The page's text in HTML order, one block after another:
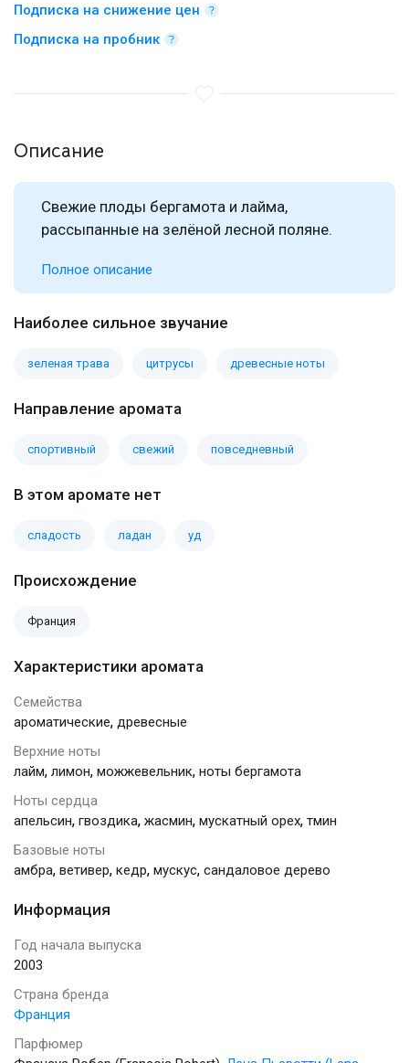
Подписка на снижение цен
Подписка на пробник
Описание
Свежие плоды бергамота и лайма,
рассыпанные на зелёной лесной поляне.
Полное описание
Наиболее сильное звучание
зеленая трава цитрусы древесные ноты
Направление аромата
спортивный свежий повседневный
В этом аромате нет
сладость ладан уд
Происхождение
Франция
Характеристики аромата
Семейства
ароматические, древесные
Верхние ноты
лайм, лимон, можжевельник, ноты бергамота
Ноты сердца
апельсин, гвоздика, жасмин, мускатный орех, тмин
Базовые ноты
амбра, ветивер, кедр, мускус, сандаловое дерево
Информация
Год начала выпуска
2003
Страна бренда
Франция
Парфюмер